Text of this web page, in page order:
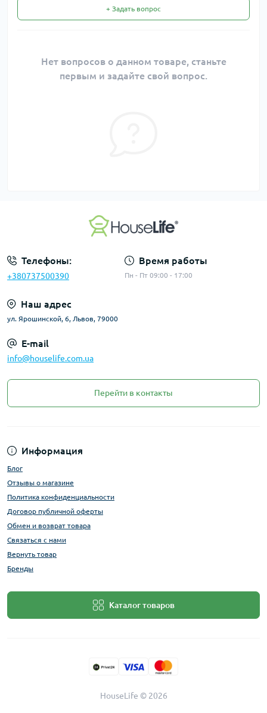
+ Задать вопрос
Нет вопросов о данном товаре, станьте
первым и задайте свой вопрос.
Телефоны:
+380737500390
Время работы
Пн - Пт 09:00 - 17:00
Наш адрес
ул. Ярошинской, 6, Львов, 79000
E-mail
info@houselife.com.ua
Перейти в контакты
Информация
Блог
Отзывы о магазине
Политика конфиденциальности
Договор публичной оферты
Обмен и возврат товара
Связаться с нами
Вернуть товар
Бренды
Каталог товаров
HouseLife © 2026